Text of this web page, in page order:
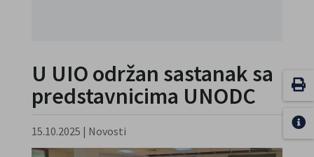
U UIO održan sastanak sa
predstavnicima UNODC
15.10.2025 | Novosti